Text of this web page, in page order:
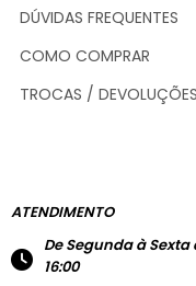
DÚVIDAS FREQUENTES
COMO COMPRAR
TROCAS /
ATENDIMENTO
De Segunda à Sexta
16:00